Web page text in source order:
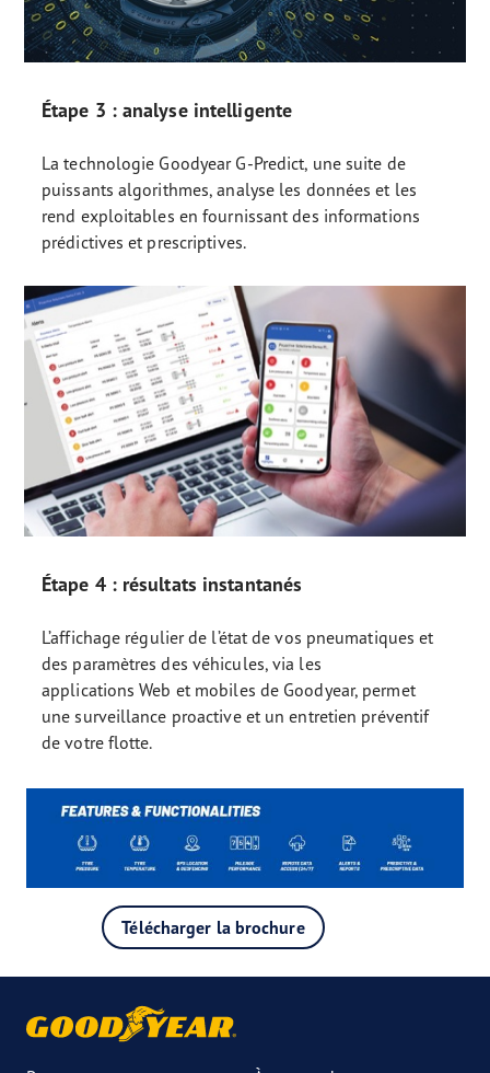
Étape 3 : analyse intelligente
La technologie Goodyear G-Predict, une suite de
puissants algorithmes, analyse les données et les
rend exploitables en fournissant des informations
prédictives et prescriptives.
Étape 4 : résultats instantanés
L’affichage régulier de l’état de vos pneumatiques et
des paramètres des véhicules, via les
applications Web et mobiles de Goodyear, permet
une surveillance proactive et un entretien préventif
de votre flotte.
Télécharger la brochure